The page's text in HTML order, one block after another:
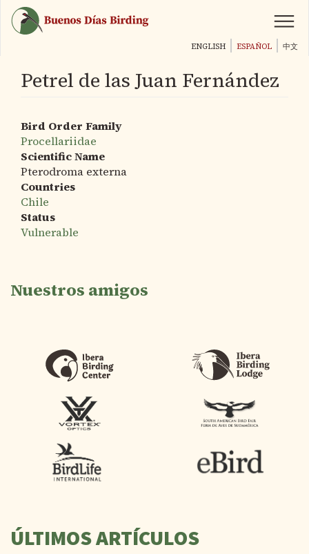
Pasar
contenido
principal
ENGLISH ESPAÑOL 中文
Petrel de las Juan Fernández
Bird Order Family
Procellariidae
Scientific Name
Pterodroma externa
Countries
Chile
Status
Vulnerable
Nuestros amigos
ÚLTIMOS ARTÍCULOS